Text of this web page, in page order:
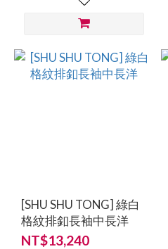
[SHU SHU TONG] 綠白
格紋排釦長袖中長洋
NT$13,240